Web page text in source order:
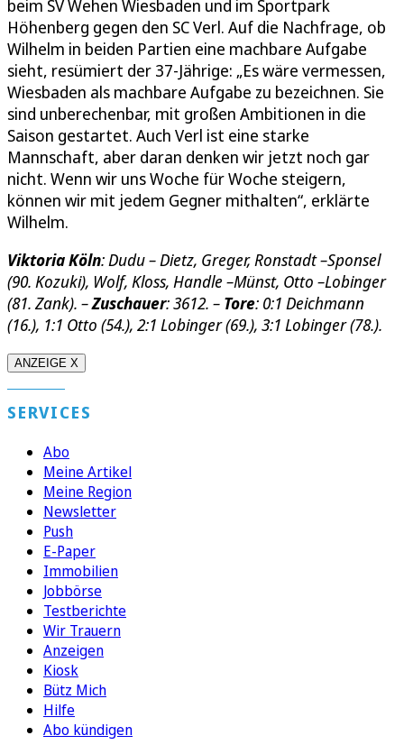
beim SV Wehen Wiesbaden und im Sportpark
Höhenberg gegen den SC Verl. Auf die Nachfrage, ob
Wilhelm in beiden Partien eine machbare Aufgabe
sieht, resümiert der 37-Jährige: „Es wäre vermessen,
Wiesbaden als machbare Aufgabe zu bezeichnen. Sie
sind unberechenbar, mit großen Ambitionen in die
Saison gestartet. Auch Verl ist eine starke
Mannschaft, aber daran denken wir jetzt noch gar
nicht. Wenn wir uns Woche für Woche steigern,
können wir mit jedem Gegner mithalten“, erklärte
Wilhelm.
Viktoria Köln: Dudu – Dietz, Greger, Ronstadt –Sponsel
(90. Kozuki), Wolf, Kloss, Handle –Münst, Otto –Lobinger
(81. Zank). –Zuschauer: 3612. – Tore: 0:1 Deichmann
(16.), 1:1 Otto (54.), 2:1 Lobinger (69.), 3:1 Lobinger (78.).
ANZEIGE X
SERVICES
Abo
Meine Artikel
Meine Region
Newsletter
Push
E-Paper
Immobilien
Jobbörse
Testberichte
Wir Trauern
Anzeigen
Kiosk
Bütz Mich
Hilfe
Abo kündigen